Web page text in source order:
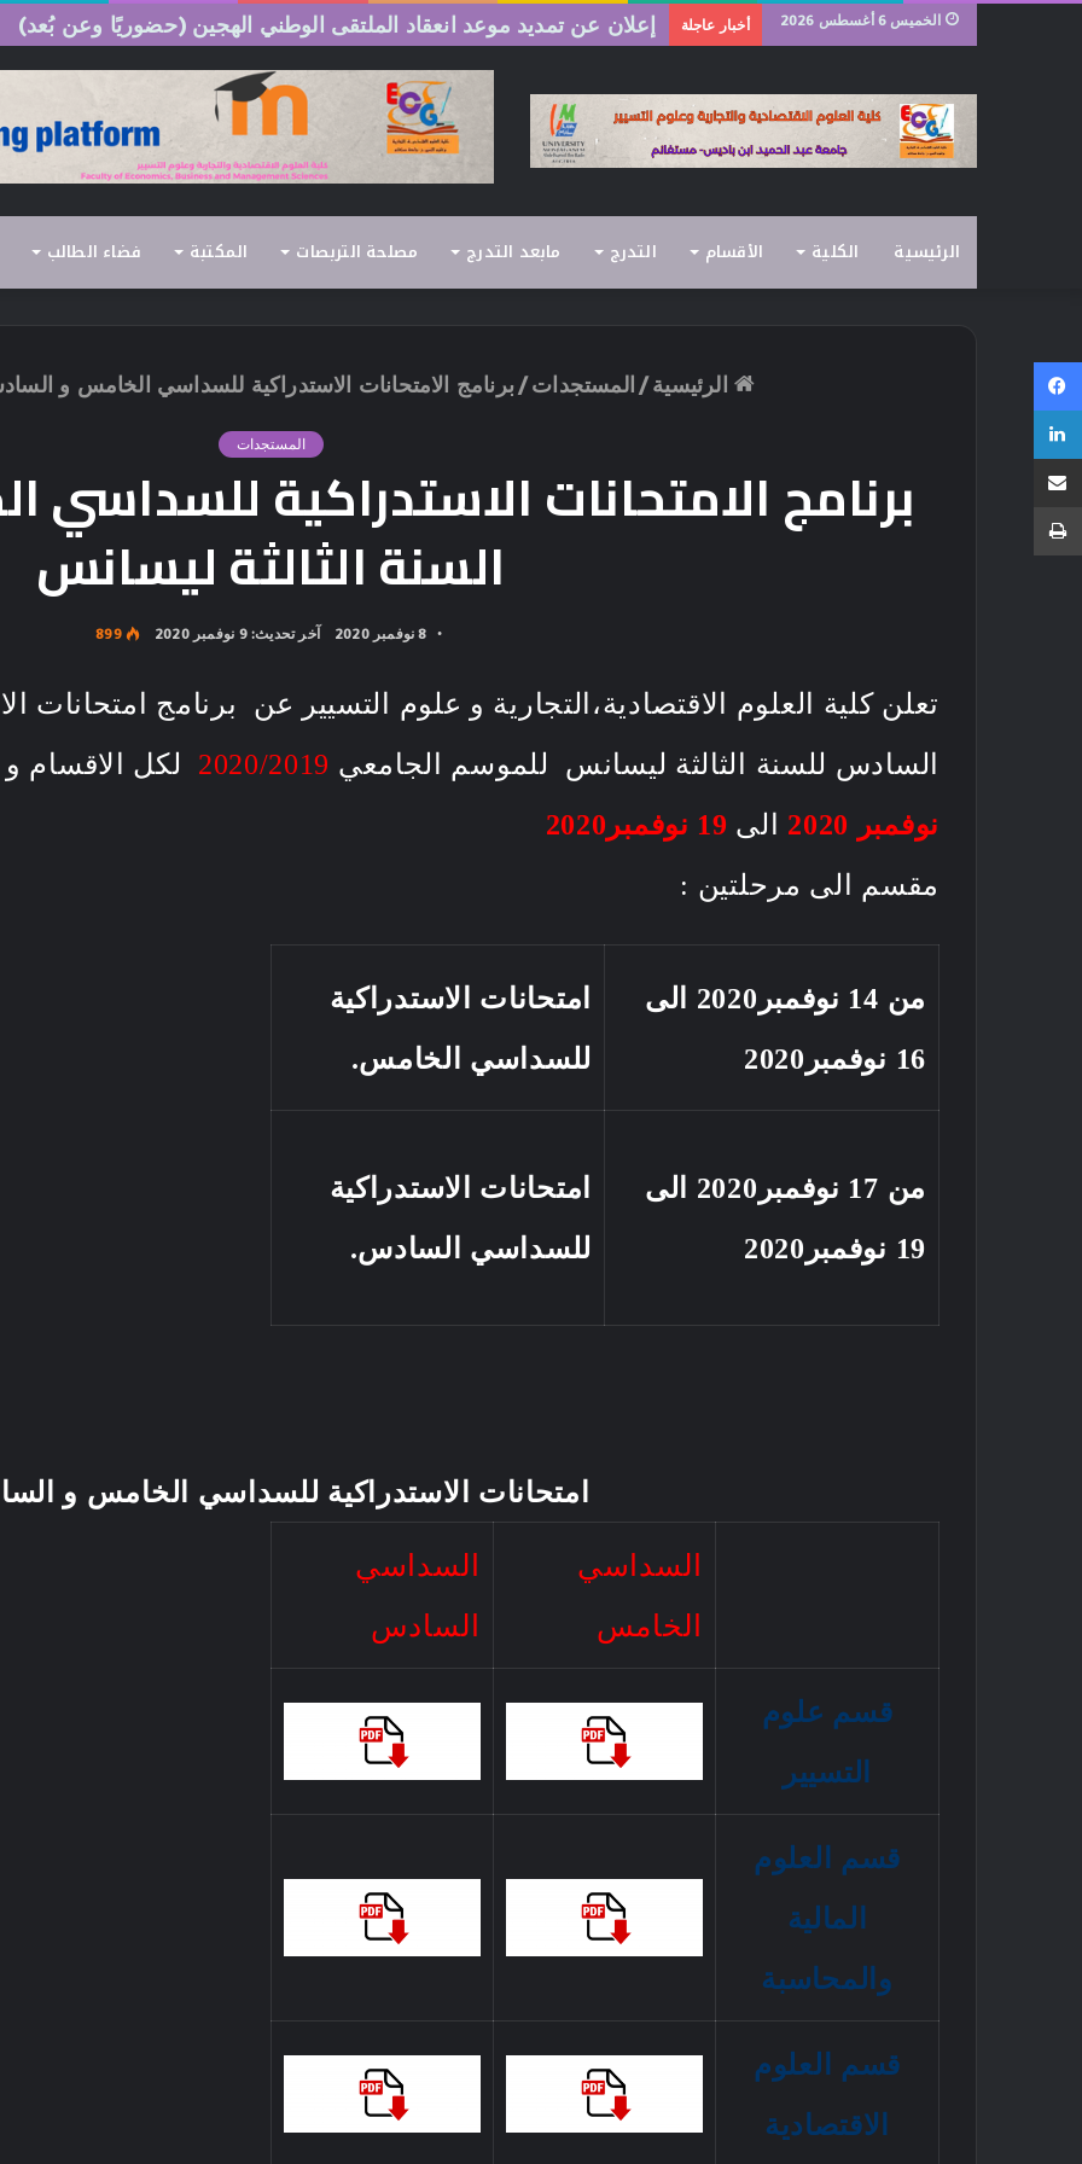
الخميس 6 أغسطس 2026 أخبار عاجلة رزنامة امتحانات السداسي الثاني (الدورة العادية) 2026/2025
الرئيسية الكلية الأقسام التدرج مابعد التدرج مصلحة التربصات المكتبة فضاء الطالب
الرئيسية/ المستجدات/ برنامج الامتحانات الاستدراكية للسداسي الخامس و
المستجدات
برنامج الامتحانات الاستدراكية
السنة الثالثة ليسانس
8 نوفمبر 2020 آخر تحديث: 9 نوفمبر 2020 899
تعلن كلية العلوم الاقتصادية،التجارية و علوم التسيير عن برنامج
السادس للسنة الثالثة ليسانس للموسم الجامعي 2020/2019 لكل الاقسام
نوفمبر 2020
الى 19 نوفمبر2020
مقسم الى مرحلتين :
من 14 نوفمبر2020 الى
16 نوفمبر2020
امتحانات الاستدراكية
للسداسي الخامس.
من 17 نوفمبر2020 الى
19 نوفمبر2020
امتحانات الاستدراكية
للسداسي السادس.
امتحانات الاستدراكية للسداسي الخامس و
السداسي
الخامس
السداسي
السادس
قسم علوم
التسيير
قسم العلوم
المالية
والمحاسبة
قسم العلوم
الاقتصادية
فيسبوك
لينكدإن
مشاركة عبر البريد